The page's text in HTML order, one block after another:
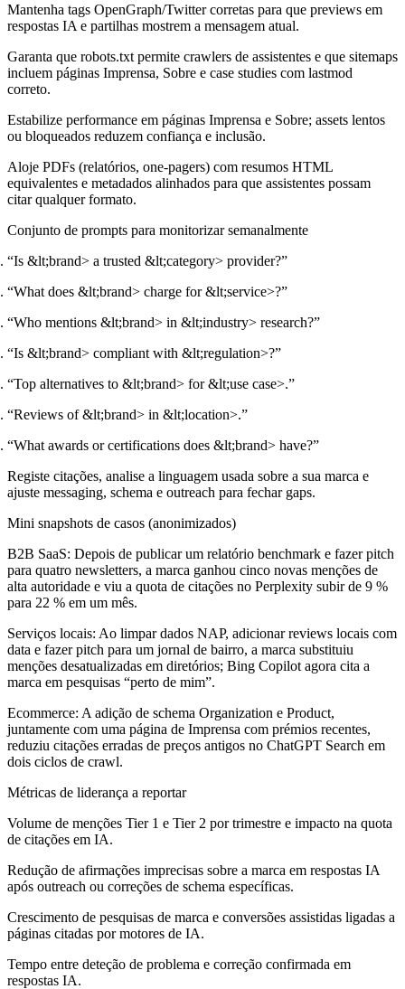
Mantenha tags OpenGraph/Twitter corretas para que previews em
respostas IA e partilhas mostrem a mensagem atual.
Garanta que robots.txt permite crawlers de assistentes e que sitemaps
incluem páginas Imprensa, Sobre e case studies com lastmod
correto.
Estabilize performance em páginas Imprensa e Sobre; assets lentos
ou bloqueados reduzem confiança e inclusão.
Aloje PDFs (relatórios, one-pagers) com resumos HTML
equivalentes e metadados alinhados para que assistentes possam
citar qualquer formato.
Conjunto de prompts para monitorizar semanalmente
“Is &lt;brand> a trusted &lt;category> provider?”
“What does &lt;brand> charge for &lt;service>?”
“Who mentions &lt;brand> in &lt;industry> research?”
“Is &lt;brand> compliant with &lt;regulation>?”
“Top alternatives to &lt;brand> for &lt;use case>.”
“Reviews of &lt;brand> in &lt;location>.”
“What awards or certifications does &lt;brand> have?”
Registe citações, analise a linguagem usada sobre a sua marca e
ajuste messaging, schema e outreach para fechar gaps.
Mini snapshots de casos (anonimizados)
B2B SaaS: Depois de publicar um relatório benchmark e fazer pitch
para quatro newsletters, a marca ganhou cinco novas menções de
alta autoridade e viu a quota de citações no Perplexity subir de 9 %
para 22 % em um mês.
Serviços locais: Ao limpar dados NAP, adicionar reviews locais com
data e fazer pitch para um jornal de bairro, a marca substituiu
menções desatualizadas em diretórios; Bing Copilot agora cita a
marca em pesquisas “perto de mim”.
Ecommerce: A adição de schema Organization e Product,
juntamente com uma página de Imprensa com prémios recentes,
reduziu citações erradas de preços antigos no ChatGPT Search em
dois ciclos de crawl.
Métricas de liderança a reportar
Volume de menções Tier 1 e Tier 2 por trimestre e impacto na quota
de citações em IA.
Redução de afirmações imprecisas sobre a marca em respostas IA
após outreach ou correções de schema específicas.
Crescimento de pesquisas de marca e conversões assistidas ligadas a
páginas citadas por motores de IA.
Tempo entre deteção de problema e correção confirmada em
respostas IA.